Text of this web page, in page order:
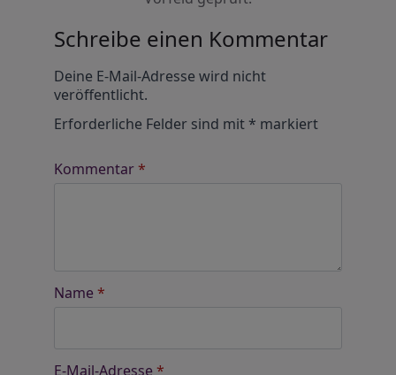
Schreibe einen Kommentar
Deine E-Mail-Adresse wird nicht
veröffentlicht.
Erforderliche Felder sind mit* markiert
Kommentar*
Name *
E-Mail-Adresse *